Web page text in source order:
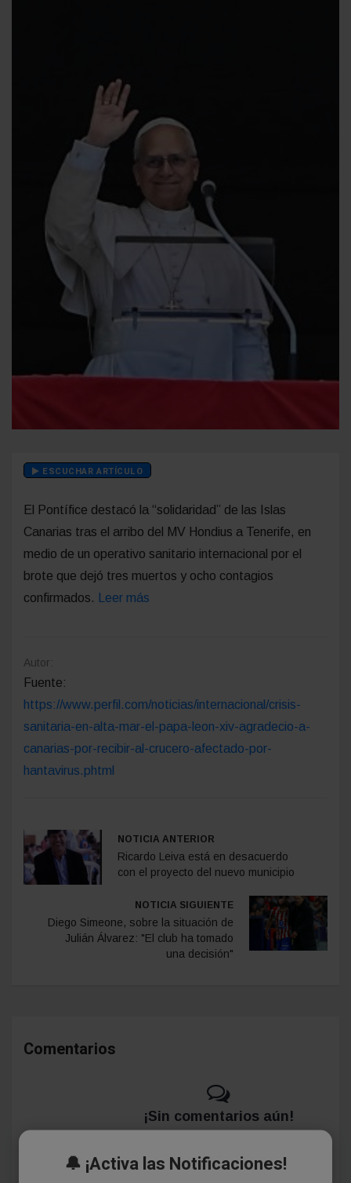
ESCUCHAR ARTÍCULO
El Pontífice destacó la “solidaridad” de las Islas
Canarias tras el arribo del MV Hondius a Tenerife, en
medio de un operativo sanitario internacional por el
brote que dejó tres muertos y ocho contagios
confirmados.
Leer más
Autor:
Fuente:
https://www.perfil.com/noticias/internacional/crisis-
sanitaria-en-alta-mar-el-papa-leon-xiv-agradecio-a-
canarias-por-recibir-al-crucero-afectado-por-
hantavirus.phtml
NOTICIA ANTERIOR
Ricardo Leiva está en desacuerdo
con el proyecto del nuevo municipio
NOTICIA SIGUIENTE
Diego Simeone, sobre la situación de
Julián Álvarez: "El club ha tomado
una decisión"
Comentarios
¡Sin comentarios aún!
🔔 ¡Activa las Notificaciones!